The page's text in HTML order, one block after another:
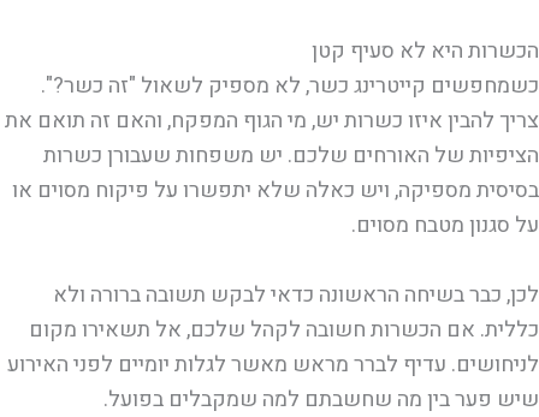
הכשרות היא לא סעיף קטן
כשמחפשים קייטרינג כשר, לא מספיק לשאול "זה כשר?".
צריך להבין איזו כשרות יש, מי הגוף המפקח, והאם זה תואם את
הציפיות של האורחים שלכם. יש משפחות שעבורן כשרות
בסיסית מספיקה, ויש כאלה שלא יתפשרו על פיקוח מסוים או
על סגנון מטבח מסוים.
לכן, כבר בשיחה הראשונה כדאי לבקש תשובה ברורה ולא
כללית. אם הכשרות חשובה לקהל שלכם, אל תשאירו מקום
לניחושים. עדיף לברר מראש מאשר לגלות יומיים לפני האירוע
שיש פער בין מה שחשבתם למה שמקבלים בפועל.